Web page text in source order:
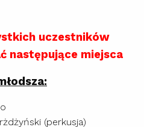
uczestników
następujące miejsca
(perkusja)